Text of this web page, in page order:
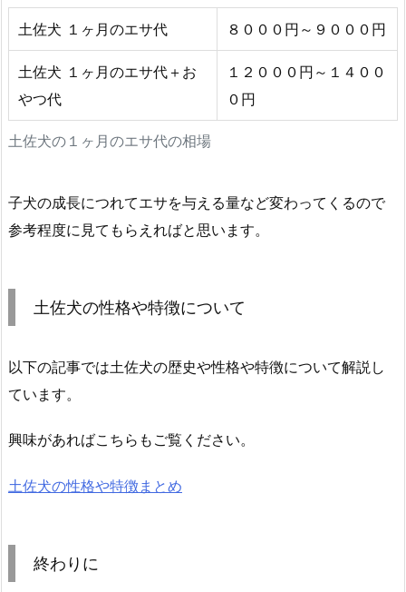
土佐犬の１ヶ月のエサ代の相場
土佐犬 １ヶ月のエサ代 ８０００円～９０００円
土佐犬 １ヶ月のエサ代＋お
やつ代
１２０００円～１４００
０円
子犬の成長につれてエサを与える量など変わってくるので
参考程度に見てもらえればと思います。
土佐犬の性格や特徴について
以下の記事では土佐犬の歴史や性格や特徴について解説し
ています。
興味があればこちらもご覧ください。
土佐犬の性格や特徴まとめ
終わりに